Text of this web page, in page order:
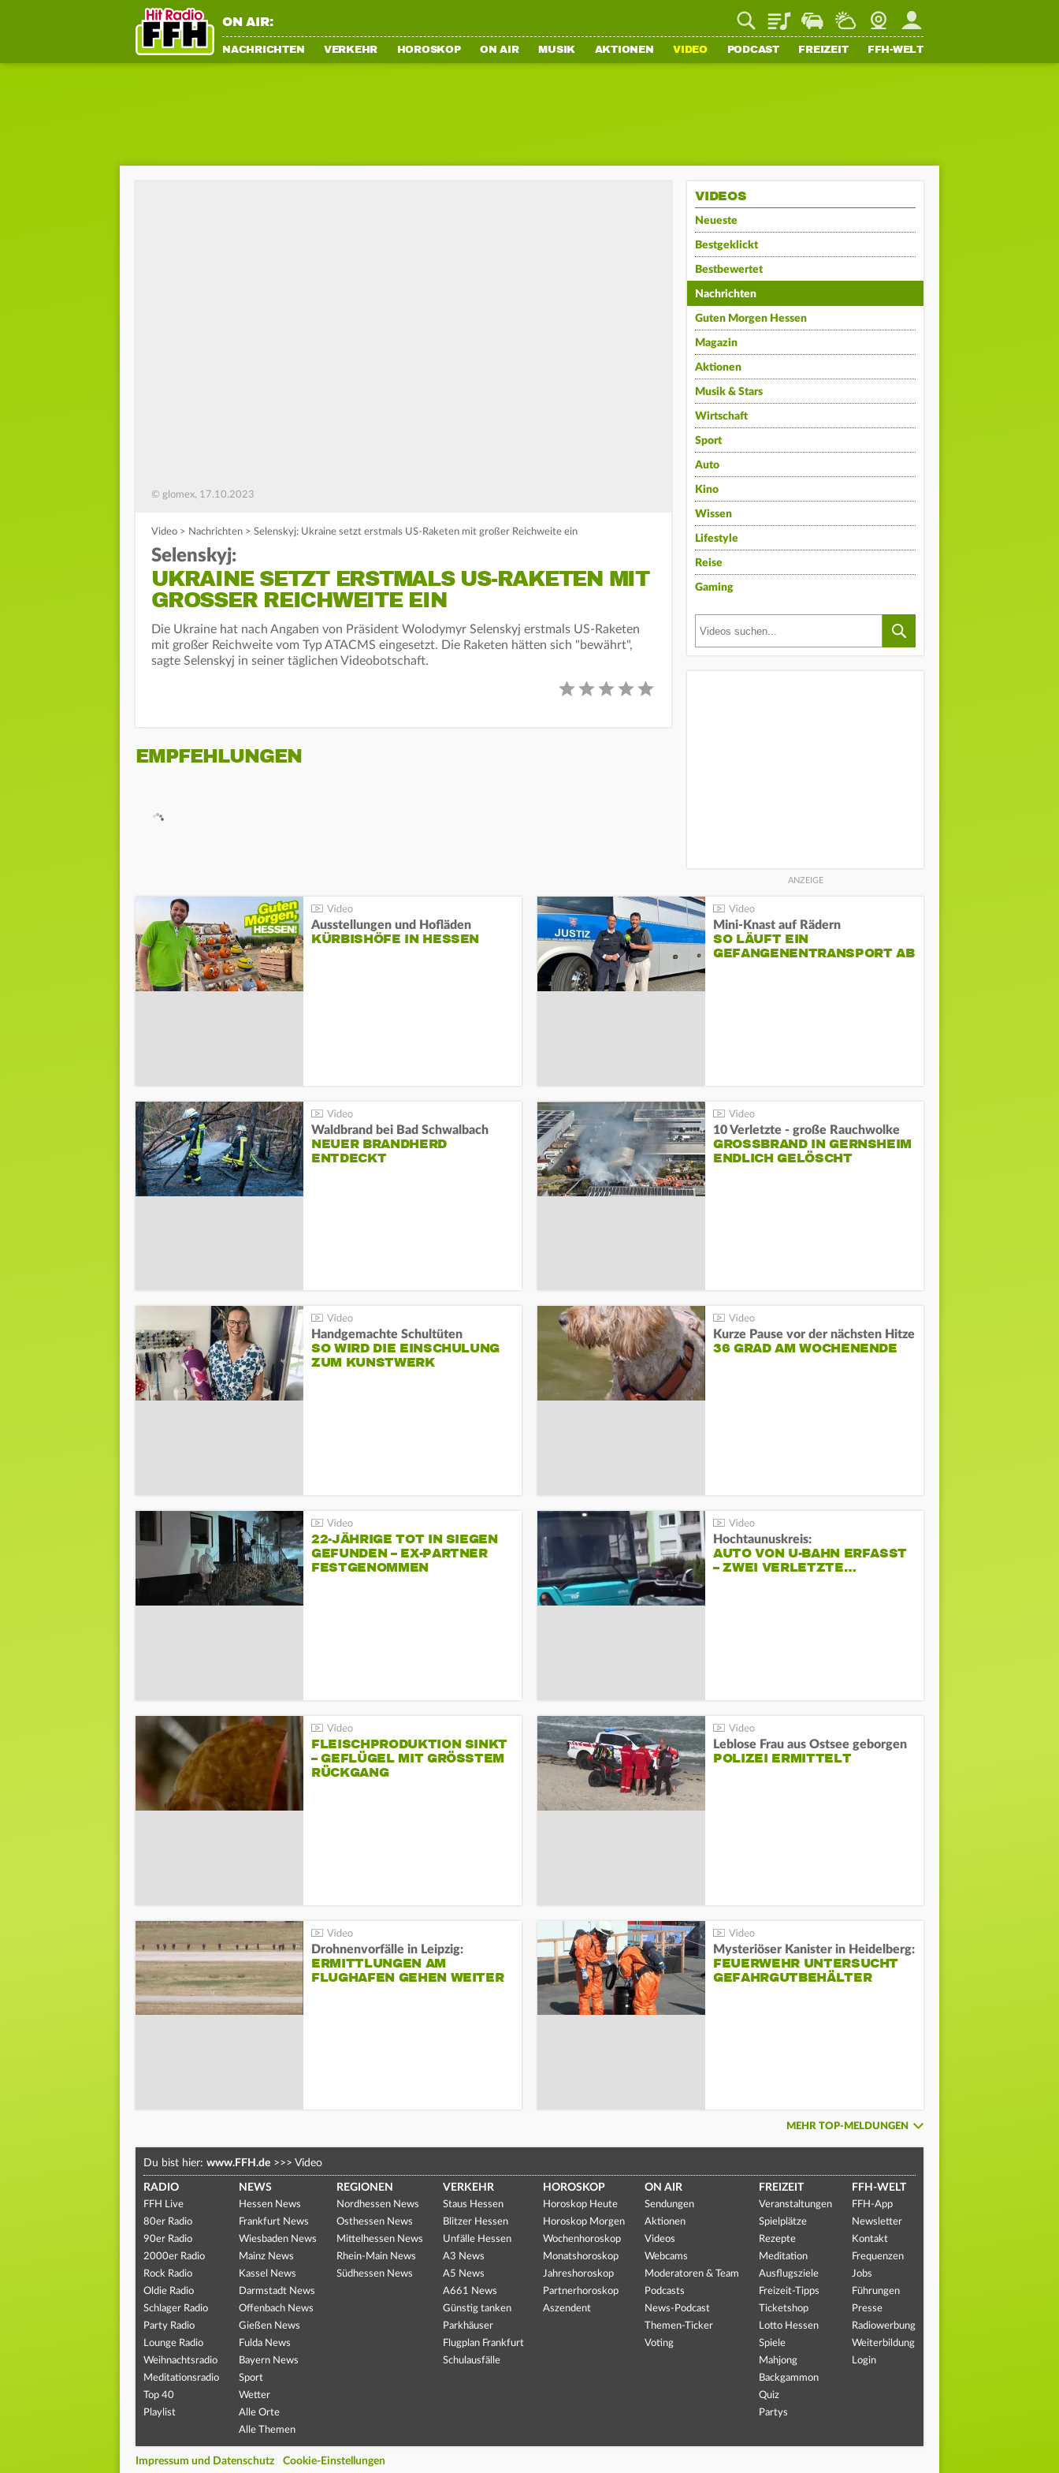
ON AIR: PlaylistStaupilotWetterWebcamMein FFH
NACHRICHTEN VERKEHR HOROSKOP ON AIR MUSIK AKTIONEN VIDEO PODCAST FREIZEIT FFH-WELT
© glomex, 17.10.2023
Video > Nachrichten > Selenskyj: Ukraine setzt erstmals US-Raketen mit großer Reichweite ein
Selenskyj:
UKRAINE SETZT ERSTMALS US-RAKETEN MIT
GROSSER REICHWEITE EIN
Die Ukraine hat nach Angaben von Präsident Wolodymyr Selenskyj erstmals US-Raketen
mit großer Reichweite vom Typ ATACMS eingesetzt. Die Raketen hätten sich "bewährt",
sagte Selenskyj in seiner täglichen Videobotschaft.
EMPFEHLUNGEN
VIDEOS
Neueste
Bestgeklickt
Bestbewertet
Nachrichten
Guten Morgen Hessen
Magazin
Aktionen
Musik & Stars
Wirtschaft
Sport
Auto
Kino
Wissen
Lifestyle
Reise
Gaming
Ausstellungen und Hofläden
KÜRBISHÖFE IN HESSEN
Mini-Knast auf Rädern
SO LÄUFT EIN
GEFANGENENTRANSPORT AB
Waldbrand bei Bad Schwalbach
NEUER BRANDHERD
ENTDECKT
10 Verletzte - große Rauchwolke
GROSSBRAND IN GERNSHEIM E
NDLICH GELÖSCHT
Handgemachte Schultüten
SO WIRD DIE EINSCHULUNG
ZUM KUNSTWERK
Kurze Pause vor der nächsten Hitze
36 GRAD AM WOCHENENDE
22-JÄHRIGE TOT IN SIEGEN
GEFUNDEN – EX-PARTNER
FESTGENOMMEN
Hochtaunuskreis:
AUTO VON U-BAHN ERFASST
– ZWEI VERLETZTE…
FLEISCHPRODUKTION SINKT
– GEFLÜGEL MIT GRÖSSTEM R
ÜCKGANG
Leblose Frau aus Ostsee geborgen
POLIZEI ERMITTELT
Drohnenvorfälle in Leipzig:
ERMITTLUNGEN AM
FLUGHAFEN GEHEN WEITER
Mysteriöser Kanister in Heidelberg:
FEUERWEHR UNTERSUCHT
GEFAHRGUTBEHÄLTER
MEHR TOP-MELDUNGEN
Du bist hier: www.FFH.de >>> Video
RADIO
FFH Live
80er Radio
90er Radio
2000er Radio
Rock Radio
Oldie Radio
Schlager Radio
Party Radio
Lounge Radio
Weihnachtsradio
Meditationsradio
Top 40
Playlist
NEWS
Hessen News
Frankfurt News
Wiesbaden News
Mainz News
Kassel News
Darmstadt News
Offenbach News
Gießen News
Fulda News
Bayern News
Sport
Wetter
Alle Orte
Alle Themen
REGIONEN
Nordhessen News
Osthessen News
Mittelhessen News
Rhein-Main News
Südhessen News
VERKEHR
Staus Hessen
Blitzer Hessen
Unfälle Hessen
A3 News
A5 News
A661 News
Günstig tanken
Parkhäuser
Flugplan Frankfurt
Schulausfälle
HOROSKOP
Horoskop Heute
Horoskop Morgen
Wochenhoroskop
Monatshoroskop
Jahreshoroskop
Partnerhoroskop
Aszendent
ON AIR
Sendungen
Aktionen
Videos
Webcams
Moderatoren & Team
Podcasts
News-Podcast
Themen-Ticker
Voting
FREIZEIT
Veranstaltungen
Spielplätze
Rezepte
Meditation
Ausflugsziele
Freizeit-Tipps
Ticketshop
Lotto Hessen
Spiele
Mahjong
Backgammon
Quiz
Partys
FFH-WELT
FFH-App
Newsletter
Kontakt
Frequenzen
Jobs
Führungen
Presse
Radiowerbung
Weiterbildung
Login
Impressum und Datenschutz Cookie-Einstellungen